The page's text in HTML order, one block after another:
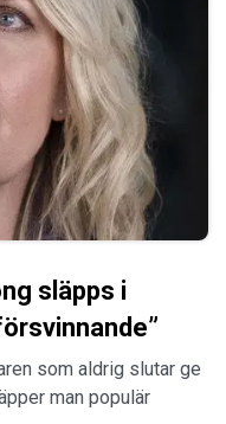
släpps i
som aldrig slutar ge
man populär